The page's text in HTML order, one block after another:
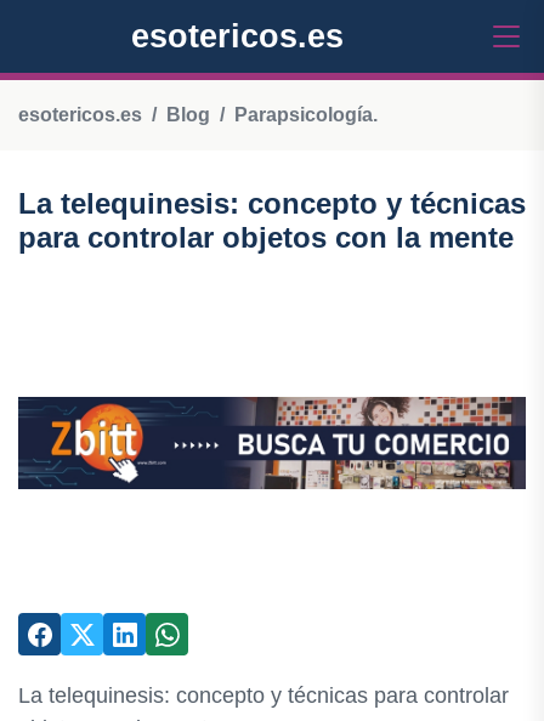
esotericos.es
esotericos.es Blog Parapsicología.
La telequinesis: concepto y técnicas
para controlar objetos con la mente
La telequinesis: concepto y técnicas para controlar